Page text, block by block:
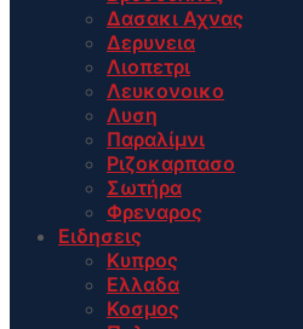
Δασακι Αχνας
Δερυνεια
Λιοπετρι
Λευκονοικο
Λυση
Παραλίμνι
Ριζοκαρπασο
Σωτήρα
Φρεναρος
Ειδησεις
Κυπρος
Ελλαδα
Κοσμος